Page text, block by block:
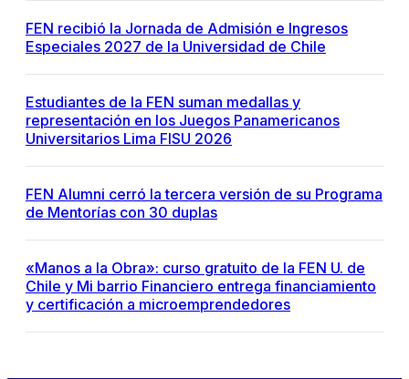
FEN recibió la Jornada de Admisión e Ingresos
Especiales 2027 de la Universidad de Chile
Estudiantes de la FEN suman medallas y
representación en los Juegos Panamericanos
Universitarios Lima FISU 2026
FEN Alumni cerró la tercera versión de su Programa
de Mentorías con 30 duplas
«Manos a la Obra»: curso gratuito de la FEN U. de
Chile y Mi barrio Financiero entrega financiamiento
y certificación a microemprendedores